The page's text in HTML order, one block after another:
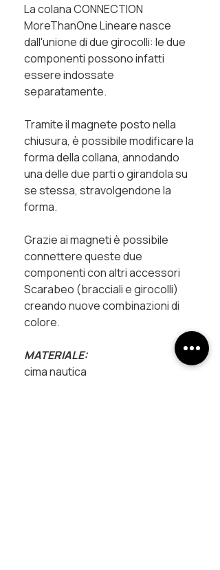
La colanaCONNECTION
MoreThanOne Linearenasce
dall'unione di due girocolli: le due
componenti possono infatti
essere indossate
separatamente.
Tramite il magnete posto nella
chiusura, è possibile modificare la
forma della collana, annodando
una delle due parti o girandola su
se stessa, stravolgendone la
forma.
Grazie ai magneti è possibile
connettere queste due
componenti con altri accessori
Scarabeo (bracciali e girocolli)
creando nuove combinazioni di
colore.
MATERIALE:
cima nautica